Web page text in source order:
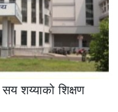
शय्याको शिक्षण